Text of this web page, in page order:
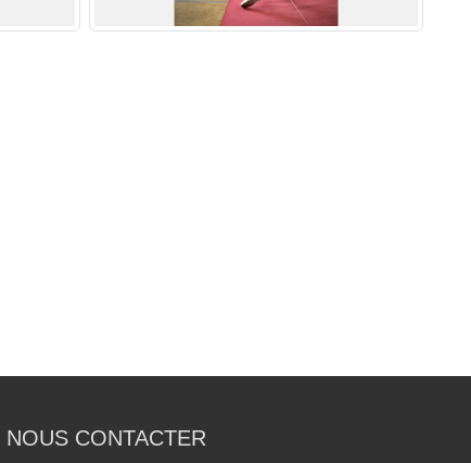
NOUS CONTACTER